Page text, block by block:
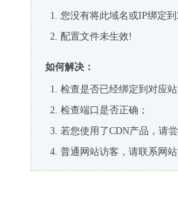
您没有将此域名或IP绑定
配置文件未生效!
如何解决：
检查是否已经绑定到对应
检查端口是否正确；
若您使用了CDN产品，请
普通网站访客，请联系网站